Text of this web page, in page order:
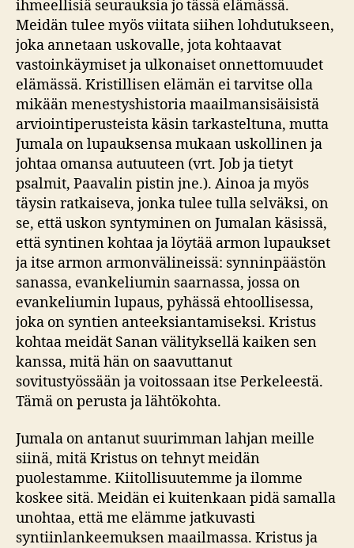
ihmeellisiä seurauksia jo tässä elämässä.
Meidän tulee myös viitata siihen lohdutukseen,
joka annetaan uskovalle, jota kohtaavat
vastoinkäymiset ja ulkonaiset onnettomuudet
elämässä. Kristillisen elämän ei tarvitse olla
mikään menestyshistoria maailmansisäisistä
arviointiperusteista käsin tarkasteltuna, mutta
Jumala on lupauksensa mukaan uskollinen ja
johtaa omansa autuuteen (vrt. Job ja tietyt
psalmit, Paavalin pistin jne.). Ainoa ja myös
täysin ratkaiseva, jonka tulee tulla selväksi, on
se, että uskon syntyminen on Jumalan käsissä,
että syntinen kohtaa ja löytää armon lupaukset
ja itse armon armonvälineissä: synninpäästön
sanassa, evankeliumin saarnassa, jossa on
evankeliumin lupaus, pyhässä ehtoollisessa,
joka on syntien anteeksiantamiseksi. Kristus
kohtaa meidät Sanan välityksellä kaiken sen
kanssa, mitä hän on saavuttanut
sovitustyössään ja voitossaan itse Perkeleestä.
Tämä on perusta ja lähtökohta.
Jumala on antanut suurimman lahjan meille
siinä, mitä Kristus on tehnyt meidän
puolestamme. Kiitollisuutemme ja ilomme
koskee sitä. Meidän ei kuitenkaan pidä samalla
unohtaa, että me elämme jatkuvasti
syntiinlankeemuksen maailmassa. Kristus ja